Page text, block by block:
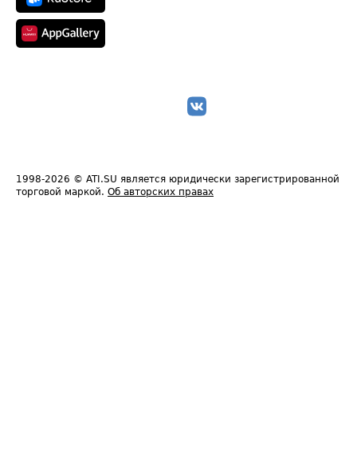
1998-2026 © ATI.SU является юридически зарегистрированной
торговой маркой. Об авторских правах